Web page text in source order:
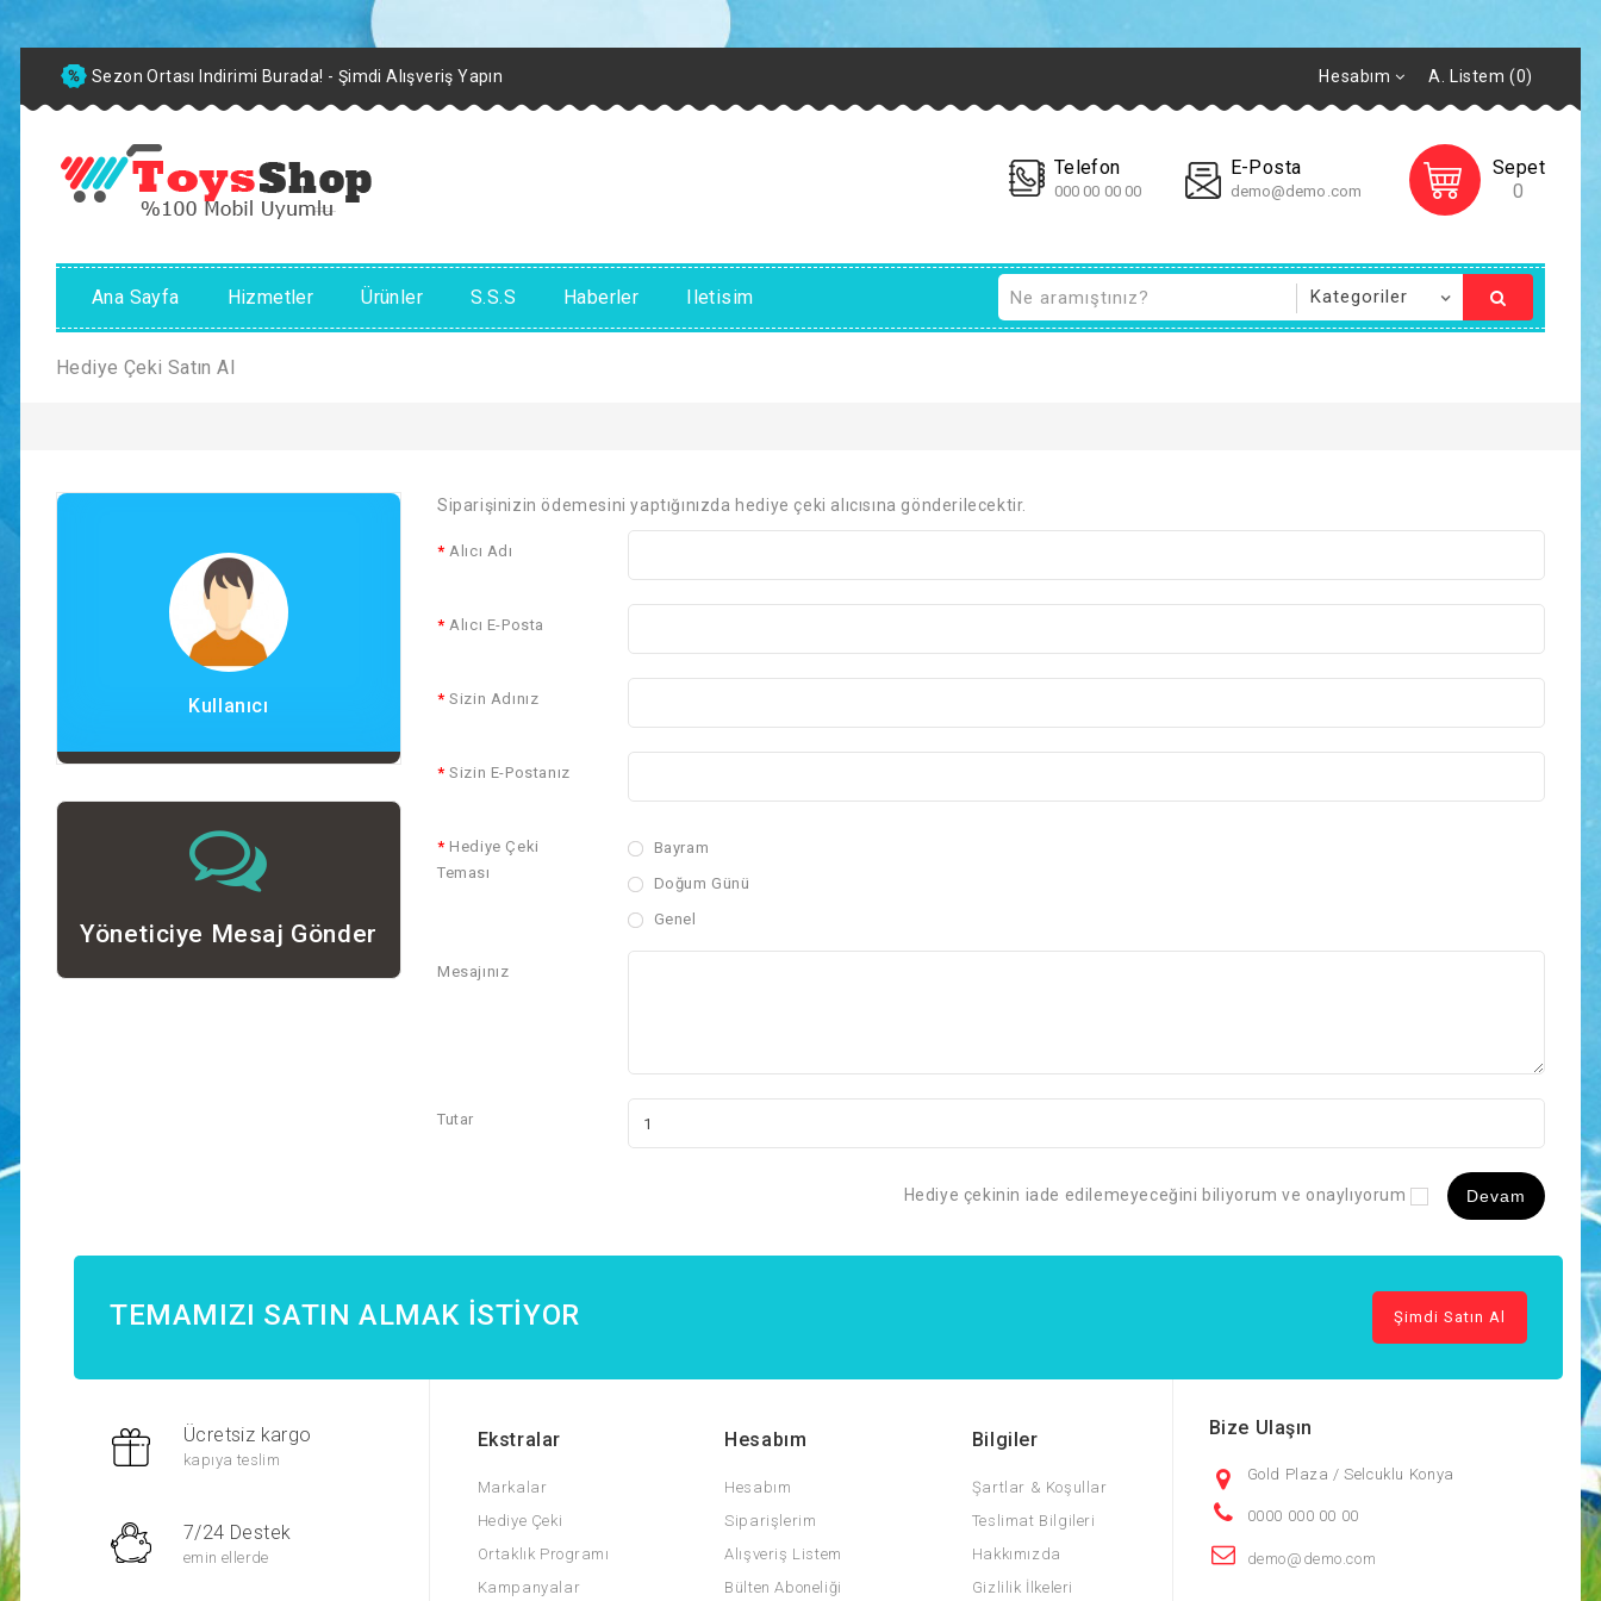
Sezon Ortası Indirimi Burada! - Şimdi Alışveriş Yapın Hesabım A. Listem (0)
Telefon
000 00 00 00
E-Posta
demo@demo.com
Sepet
0
Ana Sayfa Hizmetler Ürünler S.S.S Haberler Iletisim
Hediye Çeki Satın Al
Kullanıcı
Yöneticiye Mesaj Gönder
Siparişinizin ödemesini yaptığınızda hediye çeki alıcısına gönderilecektir.
Alıcı Adı
Alıcı E-Posta
Sizin Adınız
Sizin E-Postanız
Hediye Çeki
Teması
Bayram
Doğum Günü
Genel
Mesajınız
Tutar
Hediye çekinin iade edilemeyeceğini biliyorum ve onaylıyorum
TEMAMIZI SATIN ALMAK İSTIYOR Şimdi Satın Al
Ücretsiz kargo
kapıya teslim
7/24 Destek
emin ellerde
Ekstralar
Markalar
Hediye Çeki
Ortaklık Programı
Kampanyalar
Hesabım
Hesabım
Siparişlerim
Alışveriş Listem
Bülten Aboneliği
Bilgiler
Şartlar & Koşullar
Teslimat Bilgileri
Hakkımızda
Gizlilik İlkeleri
Bize Ulaşın
Gold Plaza / Selcuklu Konya
0000 000 00 00
demo@demo.com